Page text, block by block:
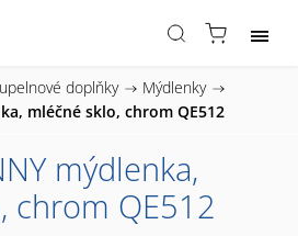
doplňky / Mýdlenky /
mléčné sklo, chrom QE512
mýdlenka,
chrom QE512